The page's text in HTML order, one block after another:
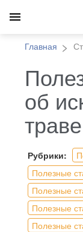
Главная
об
траве
Рубрики:
Полезные
Полезные
Полезные
Полезные